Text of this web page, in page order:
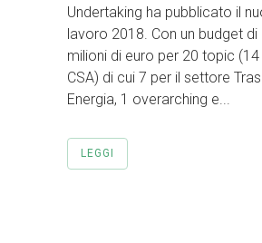
Undertaking ha pubblicato il
lavoro 2018. Con un budget di
milioni di euro per 20 topic (14
CSA) di cui 7 per il settore
Energia, 1 overarching e...
LEGGI